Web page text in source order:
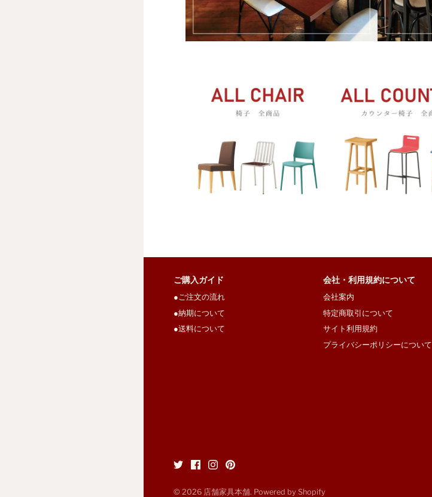
ご購入ガイド
●ご注文の流れ
●納期について
●送料について
会社・利用規約について
会社案内
特定商取引について
サイト利用規約
プライバシーポリシーについて
© 2026 店舗家具本舗. Powered by Shopify